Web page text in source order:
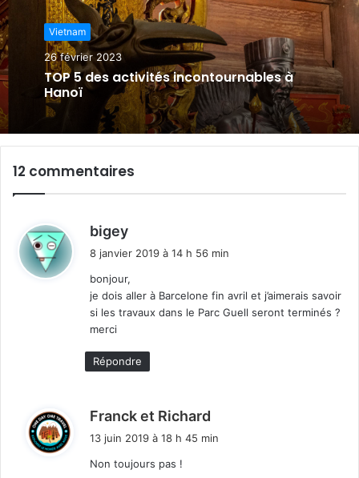
i
t
e
b
o
o
k
t
e
r
u
b
e
g
r
a
m
Vietnam
26 février 2023
TOP 5 des activités incontournables à
Hanoï
12 commentaires
bigey
:
8 janvier 2019 à 14 h 56 min
bonjour,
je dois aller à Barcelone fin avril et j’aimerais savoir
si les travaux dans le Parc Guell seront terminés ?
merci
Répondre
Franck et Richard
13 juin 2019 à 18 h 45 min
Non toujours pas !